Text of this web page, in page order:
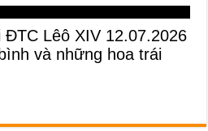
ĐTC Lêô XIV 12.07.2026
và những hoa trái